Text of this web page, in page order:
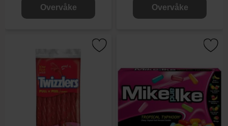
Overvåke Overvåke